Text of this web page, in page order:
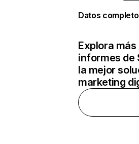
Datos
Explora
informes de
la mejor
marketing